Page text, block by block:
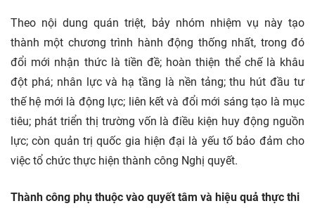
Theo nội dung quán triệt, bảy nhóm nhiệm vụ này tạo
thành một chương trình hành động thống nhất, trong đó
đổi mới nhận thức là tiền đề; hoàn thiện thể chế là khâu
đột phá; nhân lực và hạ tầng là nền tảng; thu hút đầu tư
thế hệ mới là động lực; liên kết và đổi mới sáng tạo là mục
tiêu; phát triển thị trường vốn là điều kiện huy động nguồn
lực; còn quản trị quốc gia hiện đại là yếu tố bảo đảm cho
việc tổ chức thực hiện thành công Nghị quyết.
Thành công phụ thuộc vào quyết tâm và hiệu quả thực thi